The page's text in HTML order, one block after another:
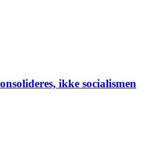
ikke socialismen